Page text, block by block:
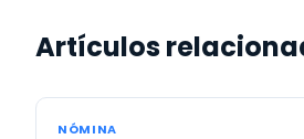
Artículos
NÓMINA